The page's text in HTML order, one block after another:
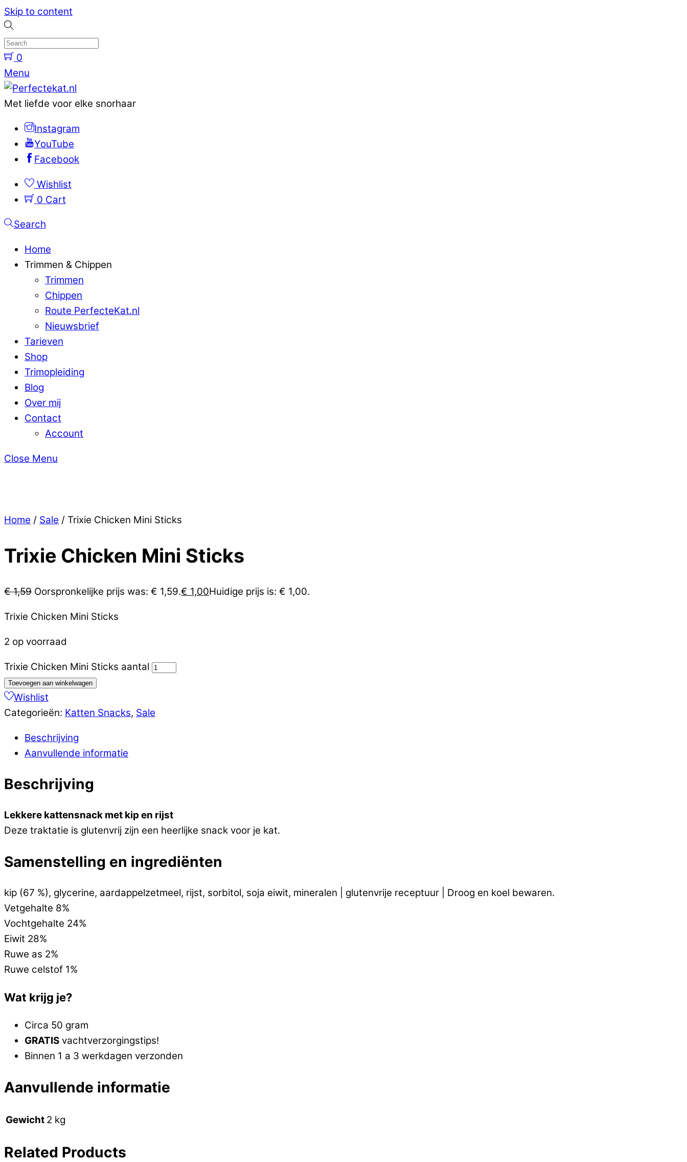
Skip to content
0
Menu
Met liefde voor elke snorhaar
Instagram
YouTube
Facebook
Wishlist
0 Cart
Search
Home
Trimmen & Chippen
Trimmen
Chippen
Route PerfecteKat.nl
Nieuwsbrief
Tarieven
Shop
Trimopleiding
Blog
Over mij
Contact
Account
Close Menu
Home / Sale / Trixie Chicken Mini Sticks
Trixie Chicken Mini Sticks
€1,59 Oorspronkelijke prijs was: € 1,59.€ 1,00Huidige prijs is: € 1,00.
Trixie Chicken Mini Sticks
2 op voorraad
Trixie Chicken Mini Sticks aantal
Toevoegen aan winkelwagen
Wishlist
Categorieën: Katten Snacks, Sale
Beschrijving
Aanvullende informatie
Beschrijving
Lekkere kattensnack met kip en rijst
Deze traktatie is glutenvrij zijn een heerlijke snack voor je kat.
Samenstelling en ingrediënten
kip (67 %), glycerine, aardappelzetmeel, rijst, sorbitol, soja eiwit, mineralen | glutenvrije receptuur | Droog en koel bewaren.
Vetgehalte 8%
Vochtgehalte 24%
Eiwit 28%
Ruwe as 2%
Ruwe celstof 1%
Wat krijg je?
Circa 50 gram
GRATIS vachtverzorgingstips!
Binnen 1 a 3 werkdagen verzonden
Aanvullende informatie
Gewicht 2 kg
Related Products